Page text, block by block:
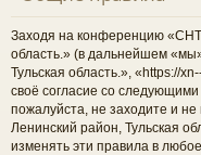
ел
и
Заходя на конференцию
область.» (в дальнейшем
Тульская область.», «https://
своё согласие со
пожалуйста, не заходите и
Ленинский район, Тульская
изменять эти правила в